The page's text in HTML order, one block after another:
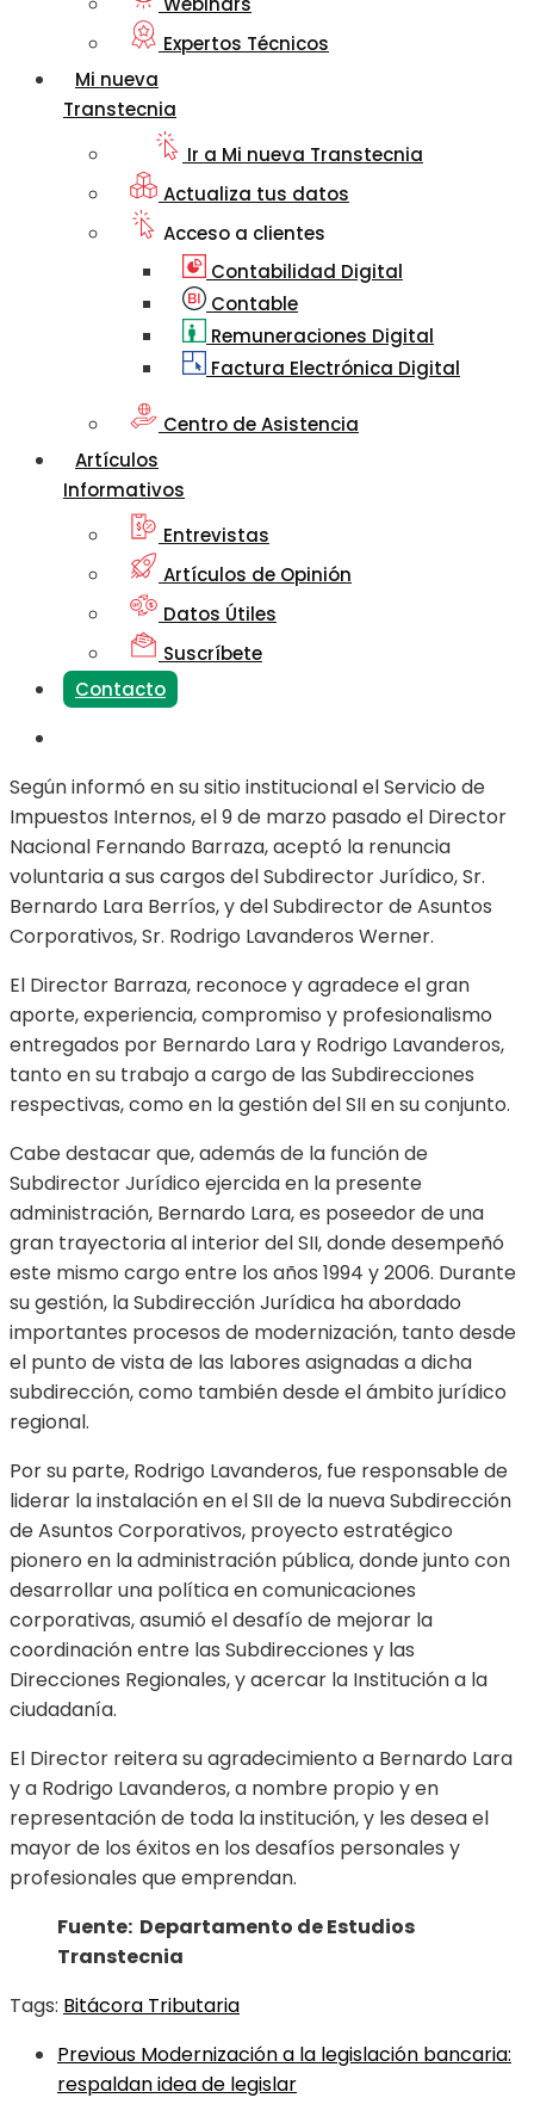
Expertos Técnicos
Mi nueva
Transtecnia
Ir a Mi nueva Transtecnia
Actualiza tus datos
Acceso a clientes
Contabilidad Digital
Contable
Remuneraciones Digital
Factura Electrónica Digital
Centro de Asistencia
Artículos
Informativos
Entrevistas
Artículos de Opinión
Datos Útiles
Suscríbete
Contacto
Según informó en su sitio institucional el Servicio de
Impuestos Internos, el 9 de marzo pasado el Director
Nacional Fernando Barraza, aceptó la renuncia
voluntaria a sus cargos del Subdirector Jurídico, Sr.
Bernardo Lara Berríos, y del Subdirector de Asuntos
Corporativos, Sr. Rodrigo Lavanderos Werner.
El Director Barraza, reconoce y agradece el gran
aporte, experiencia, compromiso y profesionalismo
entregados por Bernardo Lara y Rodrigo Lavanderos,
tanto en su trabajo a cargo de las Subdirecciones
respectivas, como en la gestión del SII en su conjunto.
Cabe destacar que, además de la función de
Subdirector Jurídico ejercida en la presente
administración, Bernardo Lara, es poseedor de una
gran trayectoria al interior del SII, donde desempeñó
este mismo cargo entre los años 1994 y 2006. Durante
su gestión, la Subdirección Jurídica ha abordado
importantes procesos de modernización, tanto desde
el punto de vista de las labores asignadas a dicha
subdirección, como también desde el ámbito jurídico
regional.
Por su parte, Rodrigo Lavanderos, fue responsable de
liderar la instalación en el SII de la nueva Subdirección
de Asuntos Corporativos, proyecto estratégico
pionero en la administración pública, donde junto con
desarrollar una política en comunicaciones
corporativas, asumió el desafío de mejorar la
coordinación entre las Subdirecciones y las
Direcciones Regionales, y acercar la Institución a la
ciudadanía.
El Director reitera su agradecimiento a Bernardo Lara
y a Rodrigo Lavanderos, a nombre propio y en
representación de toda la institución, y les desea el
mayor de los éxitos en los desafíos personales y
profesionales que emprendan.
Fuente: Departamento de Estudios
Transtecnia
Tags: Bitácora Tributaria
Previous Modernización a la legislación bancaria:
respaldan idea de legislar